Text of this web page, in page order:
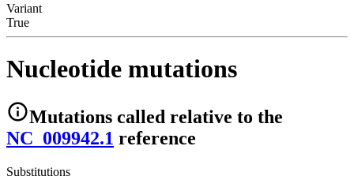
Variant
True
Nucleotide mutations
Mutations called relative to the
NC_009942.1 reference
Substitutions